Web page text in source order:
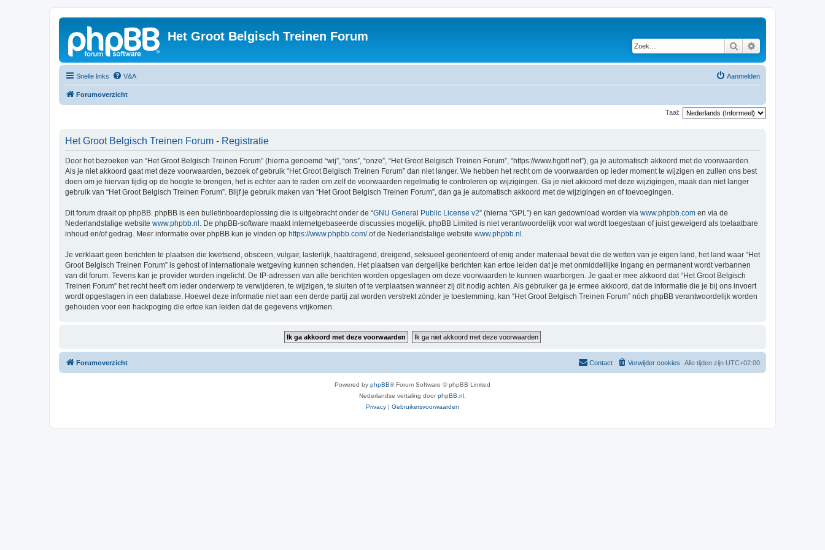
Het Groot Belgisch Treinen Forum
Zoek
Snelle links V&A Aanmelden
Forumoverzicht
Taal:
Het Groot Belgisch Treinen Forum - Registratie
Door het bezoeken van “Het Groot Belgisch Treinen Forum” (hierna genoemd “wij”, “ons”, “onze”, “Het Groot Belgisch Treinen Forum”, “https://www.hgbtf.net”), ga je automatisch akkoord met de voorwaarden.
Als je niet akkoord gaat met deze voorwaarden, bezoek of gebruik “Het Groot Belgisch Treinen Forum” dan niet langer. We hebben het recht om de voorwaarden op ieder moment te wijzigen en zullen ons best
doen om je hiervan tijdig op de hoogte te brengen, het is echter aan te raden om zelf de voorwaarden regelmatig te controleren op wijzigingen. Ga je niet akkoord met deze wijzigingen, maak dan niet langer
gebruik van “Het Groot Belgisch Treinen Forum”. Blijf je gebruik maken van “Het Groot Belgisch Treinen Forum”, dan ga je automatisch akkoord met de wijzigingen en of toevoegingen.
Dit forum draait op phpBB. phpBB is een bulletinboardoplossing die is uitgebracht onder de “GNU General Public License v2” (hierna “GPL”) en kan gedownload worden via www.phpbb.com en via de
Nederlandstalige website www.phpbb.nl . De phpBB-software maakt internetgebaseerde discussies mogelijk. phpBB Limited is niet verantwoordelijk voor wat wordt toegestaan of juist geweigerd als toelaatbare
inhoud en/of gedrag. Meer informatie over phpBB kun je vinden op https://www.phpbb.com/of de Nederlandstalige website www.phpbb.nl
Je verklaart geen berichten te plaatsen die kwetsend, obsceen, vulgair, lasterlijk, haatdragend, dreigend, seksueel georiënteerd of enig ander materiaal bevat die de wetten van je eigen land, het land waar “Het
Groot Belgisch Treinen Forum” is gehost of internationale wetgeving kunnen schenden. Het plaatsen van dergelijke berichten kan ertoe leiden dat je met onmiddellijke ingang en permanent wordt verbannen
van dit forum. Tevens kan je provider worden ingelicht. De IP-adressen van alle berichten worden opgeslagen om deze voorwaarden te kunnen waarborgen. Je gaat er mee akkoord dat “Het Groot Belgisch
Treinen Forum” het recht heeft om ieder onderwerp te verwijderen, te wijzigen, te sluiten of te verplaatsen wanneer zij dit nodig achten. Als gebruiker ga je ermee akkoord, dat de informatie die je bij ons invoert
wordt opgeslagen in een database. Hoewel deze informatie niet aan een derde partij zal worden verstrekt zónder je toestemming, kan “Het Groot Belgisch Treinen Forum” nóch phpBB verantwoordelijk worden
gehouden voor een hackpoging die ertoe kan leiden dat de gegevens vrijkomen.
Forumoverzicht Alle tijden zijn UTC+02:00
Verwijder cookies
Contact
Powered by phpBB® Forum Software © phpBB Limited
Nederlandse vertaling doorphpBB.nl
Privacy | Gebruikersvoorwaarden